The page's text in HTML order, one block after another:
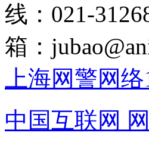
线：021-
箱：
上海网警网络
中国互联网